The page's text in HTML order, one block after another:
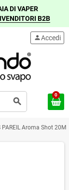
DI VAPER
B2B
search
personAccedi
0
PAREIL Aroma Shot